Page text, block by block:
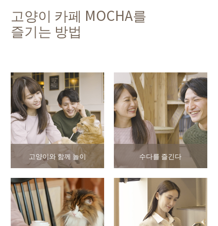
고양이 카페 MOCHA를
즐기는 방법
고양이와 함께 놀이 수다를 즐긴다